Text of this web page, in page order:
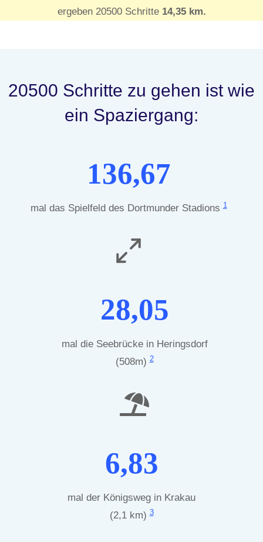
ergeben 20500 Schritte 14,35 km.
20500 Schritte zu gehen ist wie
ein Spaziergang:
136,67
mal das Spielfeld des Dortmunder Stadions1
28,05
mal die Seebrücke in Heringsdorf
(508m)2
6,83
mal der Königsweg in Krakau
(2,1 km)3